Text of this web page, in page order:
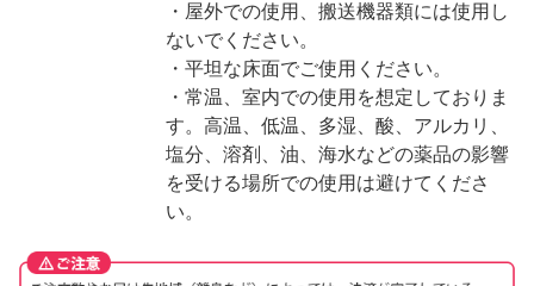
・屋外での使用、搬送機器類には使用し
ないでください。
・平坦な床面でご使用ください。
・常温、室内での使用を想定しておりま
す。高温、低温、多湿、酸、アルカリ、
塩分、溶剤、油、海水などの薬品の影響
を受ける場所での使用は避けてくださ
い。